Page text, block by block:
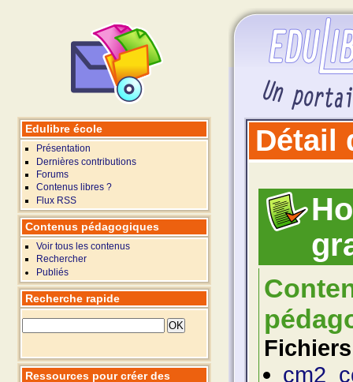
Détail
Fichiers
Edulibre école
Présentation
Dernières contributions
Forums
Contenus libres ?
Flux RSS
Contenus pédagogiques
Voir tous les contenus
Rechercher
Publiés
Recherche rapide
Ressources pour créer des